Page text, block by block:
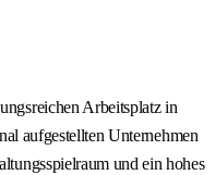
Arbeitsplatz in
aufgestellten Unternehmen
und ein hohes